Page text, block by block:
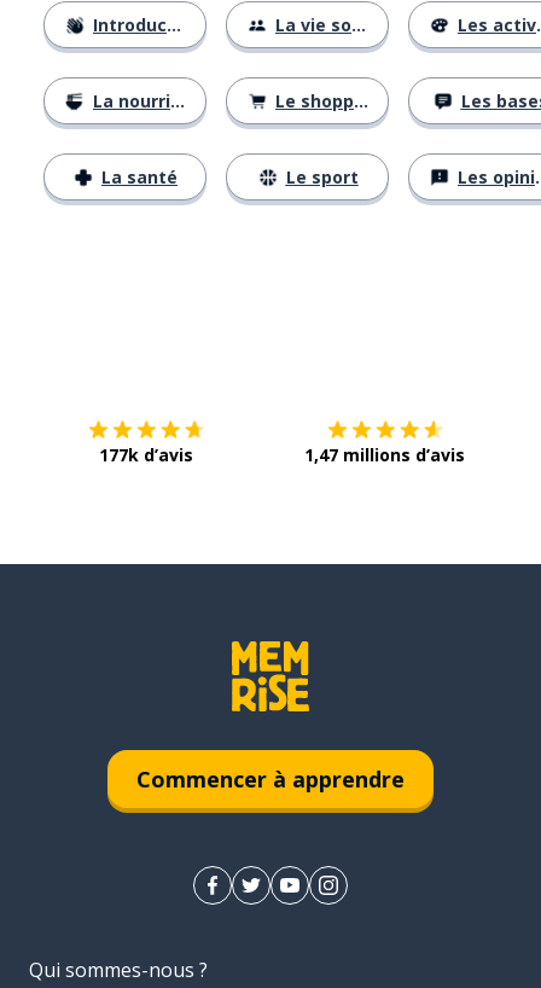
Introductions
La nourriture
La santé
La vie sociale
Le shopping
Le sport
Les activités
Les
Les opinions
177k d’avis 1,47 millions d’avis
Commencer à apprendre
Qui sommes-nous ?